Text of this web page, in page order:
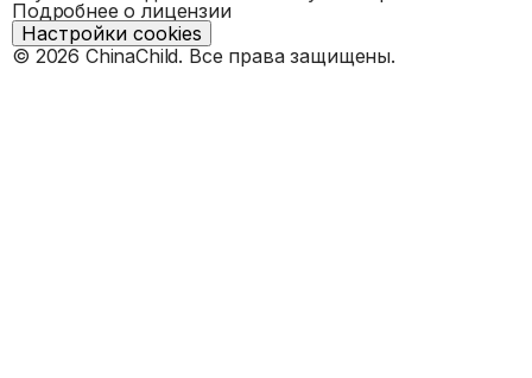
Подробнее о лицензии
Настройки cookies
© 2026 ChinaChild. Все права защищены.